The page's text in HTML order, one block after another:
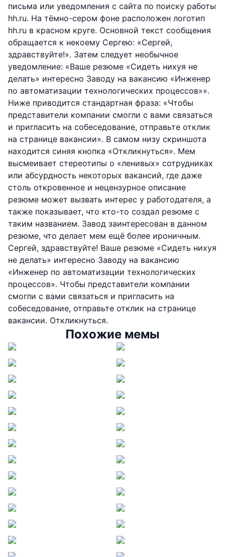
письма или уведомления с сайта по поиску работы
hh.ru. На тёмно-сером фоне расположен логотип
hh.ru в красном круге. Основной текст сообщения
обращается к некоему Сергею: «Сергей,
здравствуйте!». Затем следует необычное
уведомление: «Ваше резюме «Сидеть нихуя не
делать» интересно Заводу на вакансию «Инженер
по автоматизации технологических процессов»».
Ниже приводится стандартная фраза: «Чтобы
представители компании смогли с вами связаться
и пригласить на собеседование, отправьте отклик
на странице вакансии». В самом низу скриншота
находится синяя кнопка «Откликнуться». Мем
высмеивает стереотипы о «ленивых» сотрудниках
или абсурдность некоторых вакансий, где даже
столь откровенное и нецензурное описание
резюме может вызвать интерес у работодателя, а
также показывает, что кто-то создал резюме с
таким названием. Завод заинтересован в данном
резюме, что делает мем ещё более ироничным.
Сергей, здравствуйте! Ваше резюме «Сидеть нихуя
не делать» интересно Заводу на вакансию
«Инженер по автоматизации технологических
процессов». Чтобы представители компании
смогли с вами связаться и пригласить на
собеседование, отправьте отклик на странице
вакансии. Откликнуться.
Похожие мемы